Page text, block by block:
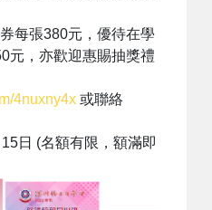
每張380元，優待在學
元，亦歡迎惠賜抽獎禮
4nuxny4x 或聯絡
日 (名額有限，額滿即